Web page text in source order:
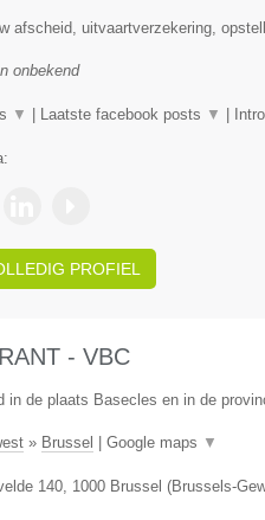
afscheid, uitvaartverzekering,
onbekend
▼ Laatste facebook posts ▼
PROFIEL
- VBC
in de plaats Basecles en in de
» Brussel Google maps ▼
140, 1000 Brussel (Brussels-